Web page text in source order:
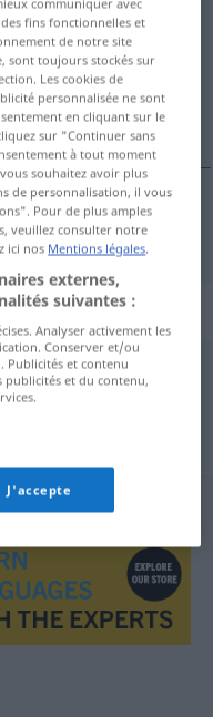
traductions
la traduction)
fins fonctionnelles et
de notre site
sont toujours stockés sur
Les cookies de
personnalisée ne sont
en cliquant sur le
sur "Continuer sans
à tout moment
souhaitez avoir plus
de personnalisation, il vous
Pour de plus amples
veuillez consulter notre
ici nos Mentions légales
externes,
suivantes :
Analyser activement les
Conserver et/ou
Publicités et contenu
et du contenu,
J'accepte